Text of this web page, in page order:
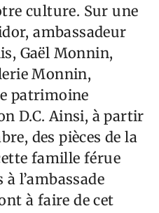
culture. Sur une
ambassadeur
Gaël Monnin,
Monnin,
patrimoine
D.C. Ainsi, à partir
des pièces de la
famille férue
l’ambassade
à faire de cet